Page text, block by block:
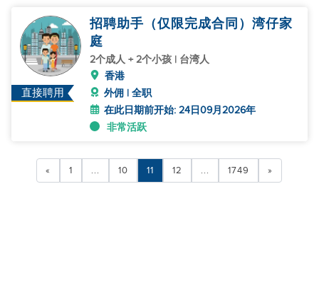
直接聘用
招聘助手（仅限完成合同）湾仔家
庭
2个成人 + 2个小孩 | 台湾人
香港
外佣 | 全职
在此日期前开始: 24日09月2026年
非常活跃
« 1 ... 10 11 12 ... 1749 »